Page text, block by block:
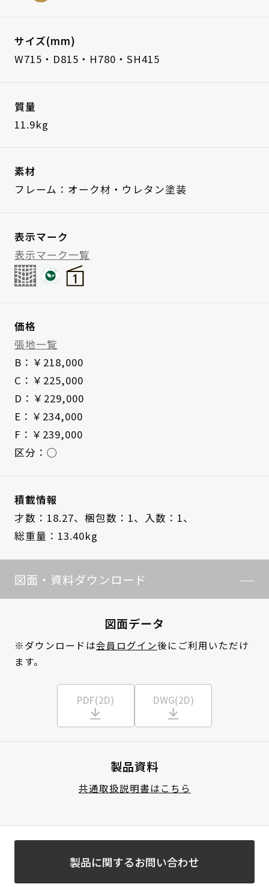
サイズ(mm)
W715・D815・H780・SH415
質量
11.9kg
素材
フレーム：オーク材・ウレタン塗装
表示マーク
表示マーク一覧
価格
張地一覧
B：￥218,000
C：￥225,000
D：￥229,000
E：￥234,000
F：￥239,000
区分：◯
積載情報
才数：18.27、 梱包数：1、 入数：1、
総重量：13.40kg
図面・資料ダウンロード
図面データ
※ダウンロードは会員ログイン後にご利用いただけ
ます。
PDF(2D) DWG(2D)
製品資料
共通取扱説明書はこちら
製品に関するお問い合わせ